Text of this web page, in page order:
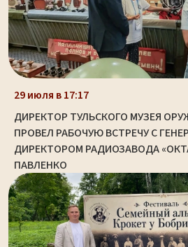
29 июля в 17:17
ДИРЕКТОР ТУЛЬСКОГО МУЗЕЯ
ПРОВЕЛ РАБОЧУЮ ВСТРЕЧУ С
ДИРЕКТОРОМ РАДИОЗАВОДА
ПАВЛЕНКО